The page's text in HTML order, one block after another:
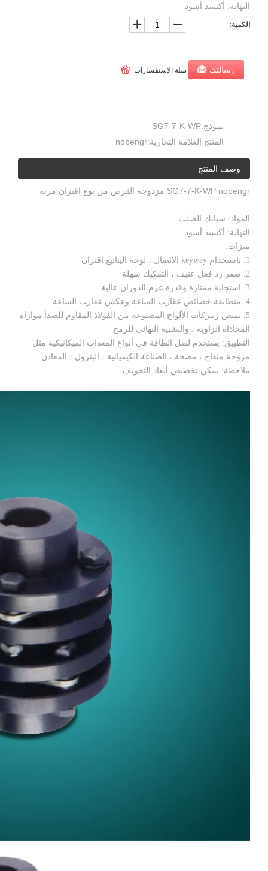
النهاية: أكسيد أسود
الكمية:
رسالتك سلة الاستفسارات
نموذج:SG7-7-K-WP
المنتج العلامة التجارية:nobengr
وصف المنتج
SG7-7-K-WP nobengr مزدوجة القرص من نوع اقتران مرنة
المواد: سبائك الصلب
النهاية: أكسيد أسود
ميزات:
1. باستخدام keyway الاتصال ، لوحة الينابيع اقتران
2. صفر رد فعل عنيف ، التفكيك سهلة
3. استجابة ممتازة وقدرة عزم الدوران عالية
4. متطابقة خصائص عقارب الساعة وعكس عقارب الساعة
5. تمتص زنبركات الألواح المصنوعة من الفولاذ المقاوم للصدأ موازاة
المحاذاة الزاوية ، والتشبيه النهائي للرمح
التطبيق: يستخدم لنقل الطاقة في أنواع المعدات الميكانيكية مثل
مروحة منفاخ ، مضخة ، الصناعة الكيميائية ، البترول ، المعادن
ملاحظة: يمكن تخصيص أبعاد التجويف